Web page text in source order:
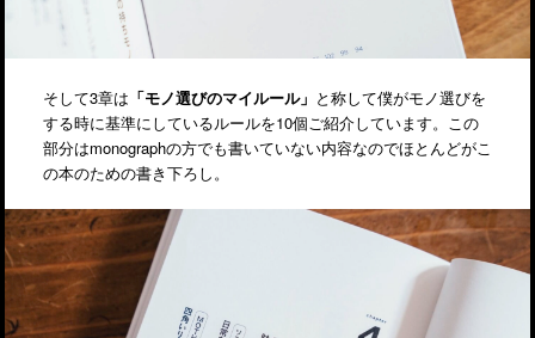
そして3章は 「モノ選びのマイルール」 と称して僕がモノ選びを
する時に基準にしているルールを10個ご紹介しています。この
部分はmonographの方でも書いていない内容なのでほとんどがこ
の本のための書き下ろし。